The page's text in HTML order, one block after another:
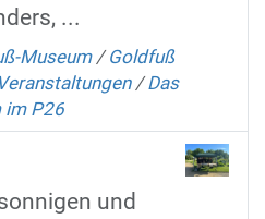
...
Museum /Goldfuß
/Das
im P26
und